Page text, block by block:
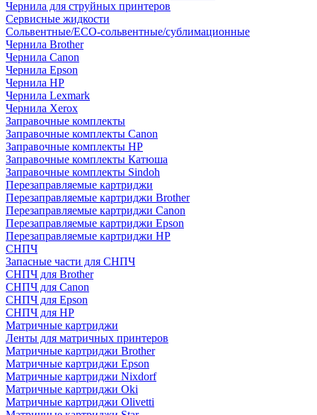
Чернила для струйных принтеров
Сервисные жидкости
Сольвентные/ECO-сольвентные/сублимационные
Чернила Brother
Чернила Canon
Чернила Epson
Чернила HP
Чернила Lexmark
Чернила Xerox
Заправочные комплекты
Заправочные комплекты Canon
Заправочные комплекты HP
Заправочные комплекты Катюша
Заправочные комплекты Sindoh
Перезаправляемые картриджи
Перезаправляемые картриджи Brother
Перезаправляемые картриджи Canon
Перезаправляемые картриджи Epson
Перезаправляемые картриджи HP
СНПЧ
Запасные части для СНПЧ
СНПЧ для Brother
СНПЧ для Canon
СНПЧ для Epson
СНПЧ для HP
Матричные картриджи
Ленты для матричных принтеров
Матричные картриджи Brother
Матричные картриджи Epson
Матричные картриджи Nixdorf
Матричные картриджи Oki
Матричные картриджи Olivetti